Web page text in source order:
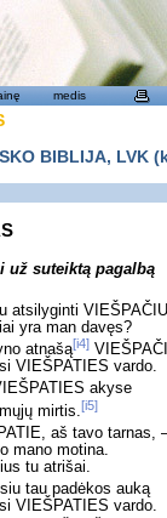
medis
BIBLIJA,
už suteiktą pagalbą
atsilyginti
yra man davęs?
atnašą[i4]
VIEŠPATIES vardo.
akyse
mirtis.[i5]
aš tavo tarnas,
mano motina.
tu atrišai.
tau padėkos auką
VIEŠPATIES vardo.